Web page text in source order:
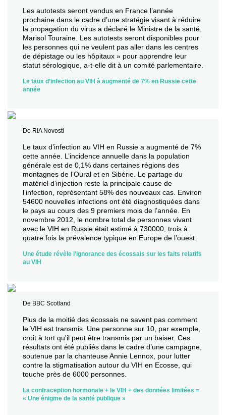
Les autotests seront vendus en France l’année
prochaine dans le cadre d’une stratégie visant à réduire
la propagation du virus a déclaré le Ministre de la santé,
Marisol Touraine. Les autotests seront disponibles pour
les personnes qui ne veulent pas aller dans les centres
de dépistage ou les hôpitaux » pour apprendre leur
statut sérologique, a-t-elle dit à un comité parlementaire.
Le taux d’infection au VIH à augmenté de 7% en Russie cette
année
De RIA Novosti
Le taux d’infection au VIH en Russie a augmenté de 7%
cette année. L’incidence annuelle dans la population
générale est de 0,1% dans certaines régions des
montagnes de l’Oural et en Sibérie. Le partage du
matériel d’injection reste la principale cause de
l’infection, représentant 58% des nouveaux cas. Environ
54600 nouvelles infections ont été diagnostiquées dans
le pays au cours des 9 premiers mois de l’année. En
novembre 2012, le nombre total de personnes vivant
avec le VIH en Russie était estimé à 730000, trois à
quatre fois la prévalence typique en Europe de l’ouest.
Une étude révèle l’ignorance des écossais sur les faits relatifs
au VIH
De BBC Scotland
Plus de la moitié des écossais ne savent pas comment
le VIH est transmis. Une personne sur 10, par exemple,
croit à tort qu'il peut être transmis par un baiser. Ces
résultats ont été publiés dans le cadre d’une campagne,
soutenue par la chanteuse Annie Lennox, pour lutter
contre la stigmatisation autour du VIH en Ecosse, qui
touche près de 6000 personnes.
La contraception hormonale + le VIH + des données limitées =
« Une énigme de la santé publique »